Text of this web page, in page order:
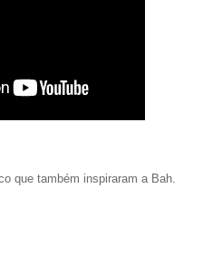
que também inspiraram a Bah.